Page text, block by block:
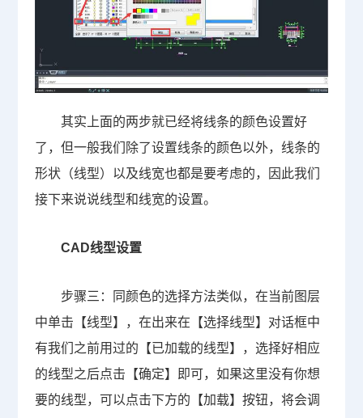
其实上面的两步就已经将线条的颜色设置好
了，但一般我们除了设置线条的颜色以外，线条的
形状（线型）以及线宽也都是要考虑的，因此我们
接下来说说线型和线宽的设置。
CAD线型设置
步骤三：同颜色的选择方法类似，在当前图层
中单击【线型】，在出来在【选择线型】对话框中
有我们之前用过的【已加载的线型】，选择好相应
的线型之后点击【确定】即可，如果这里没有你想
要的线型，可以点击下方的【加载】按钮，将会调